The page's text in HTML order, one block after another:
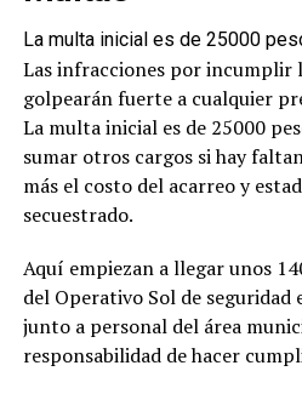
La multa inicial es de 25000
Las infracciones por incumplir
golpearán fuerte a cualquier
La multa inicial es de 25000
sumar otros cargos si hay
más el costo del acarreo y
secuestrado.
Aquí empiezan a llegar unos
del Operativo Sol de seguridad
junto a personal del área
responsabilidad de hacer